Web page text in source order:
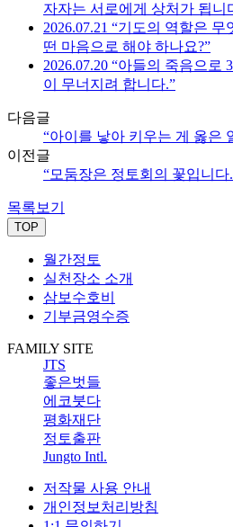
자자는 서로에게 상처가 됩니
2026.07.21 “기도의 역할은
떤 마음으로 해야 하나요?”
2026.07.20 “아들의 죽음으로
이 무너지려 합니다.”
다음글
“아이를 낳아 키우는 게 옳은
이전글
“모둠장은 정토회의 꽃입니다
목록보기
TOP
월간정토
실천장소 소개
삼보수호비
기부금영수증
FAMILY SITE
JTS
좋은벗들
에코붓다
평화재단
정토출판
Jungto Intl.
저작물 사용 안내
개인정보처리방침